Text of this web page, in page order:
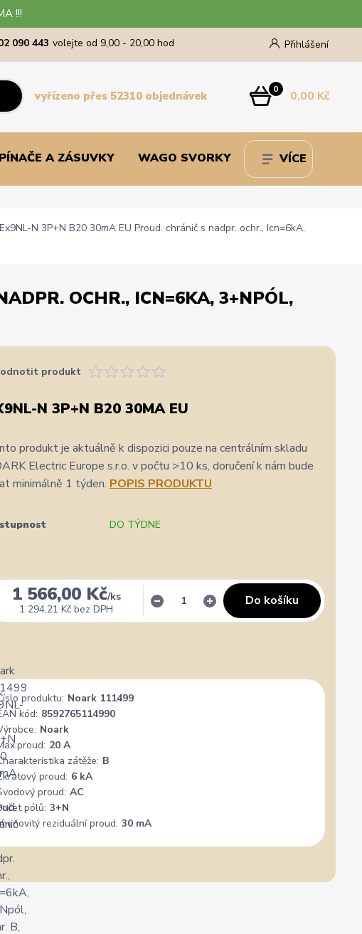
!!!
Přihlášení
090 443 volejte od 9,00 - 20,00 hod
0 0,00 Kč
vyřízeno přes 52310 objednávek
A ZÁSUVKY WAGO SVORKY VÍCE
N 3P+N B20 30mA EU Proud. chránič s nadpr. ochr., Icn=6kA,
OCHR., ICN=6KA, 3+NPÓL,
produkt
N 3P+N B20 30MA EU
produkt je aktuálně k dispozici pouze na centrálním skladu
Electric Europe s.r.o. v počtu >10 ks, doručení k nám bude
minimálně 1 týden. POPIS PRODUKTU
DO TÝDNE
1 566,00 Kč/ks
1 294,21 Kč bez DPH
Do košíku
produktu: Noark 111499
kód: 8592765114990
Noark
20 A
zátěže: B
proud: 6 kA
proud: AC
pólů: 3+N
reziduální proud: 30 mA